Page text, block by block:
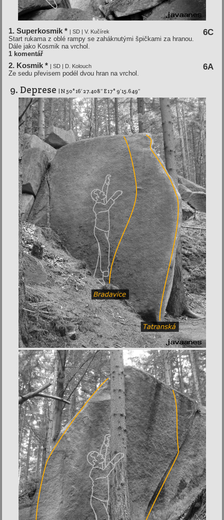
1. Superkosmik * | SD | V. Kučírek 6C
Start rukama z oblé rampy se zaháknutými špičkami za hranou.
Dále jako Kosmik na vrchol.
1 komentář
2. Kosmik * | SD | D. Kolouch 6A
Ze sedu převisem podél dvou hran na vrchol.
9. Deprese | N 50° 16′ 27.408″ E 17° 9′ 15.649″